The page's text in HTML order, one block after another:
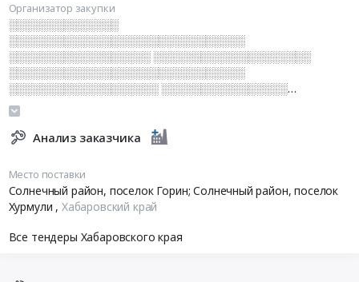
Организатор закупки
░░░░░░░░░░░░░░
░░░░░░░░░░░░░░░░░░░░░░░░░░░░░░
░░░░░░░░░░░░░░░░░░ ░░░░░░░░░░░░░░░░░░░░
░░░░░░░░░░░░░░░░░░░░░░░░░░░░░░
░░░░░░░░░░░░░░░░░░░ ░░░░░░░░░░░░░░░░
░░░░░░░░░░░░░░░░░ ░░░░░░░░░░░░░░░░░░░░░░░░
░░░░░░░░░░░░░░░░░░░░░░░░░░░░░░
░░░░░░░░░░░░░░░░░░░░░░░░ ░░░░░░░░
Анализ заказчика
Место поставки
Солнечный район, поселок Горин; Солнечный район, поселок
Хурмули , Хабаровский край
Все тендеры Хабаровского края